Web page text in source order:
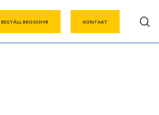
BESTÄLL BROSCHYR KONTAKT